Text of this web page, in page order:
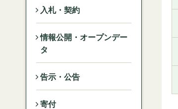
入札・契約
情報公開・オープンデー
タ
告示・公告
寄付